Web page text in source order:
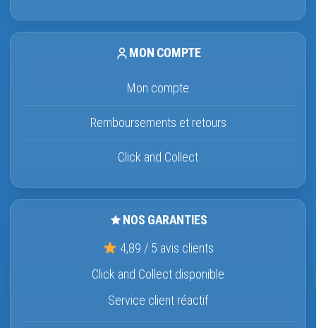
MON COMPTE
Mon compte
Remboursements et retours
Click and Collect
NOS GARANTIES
4,89 / 5 avis clients
Click and Collect disponible
Service client réactif